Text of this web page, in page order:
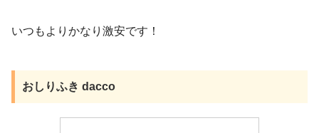
いつもよりかなり激安です！
おしりふき dacco